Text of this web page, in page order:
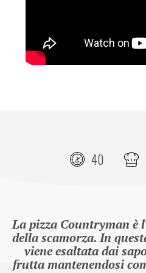
40
La pizza Countryman è
della scamorza. In
viene esaltata dai
frutta mantenendosi